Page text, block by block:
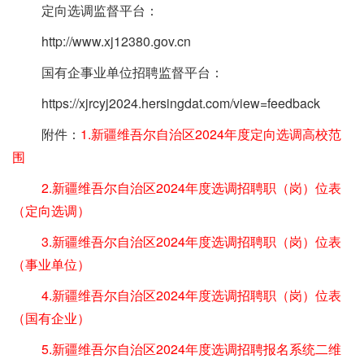
定向选调监督平台：
http://www.xj12380.gov.cn
国有企事业单位招聘监督平台：
https://xjrcyj2024.hersingdat.com/view=feedback
附件： 1.新疆维吾尔自治区2024年度定向选调高校范
围
2.新疆维吾尔自治区2024年度选调招聘职（岗）位表
（定向选调）
3.新疆维吾尔自治区2024年度选调招聘职（岗）位表
（事业单位）
4.新疆维吾尔自治区2024年度选调招聘职（岗）位表
（国有企业）
5.新疆维吾尔自治区2024年度选调招聘报名系统二维